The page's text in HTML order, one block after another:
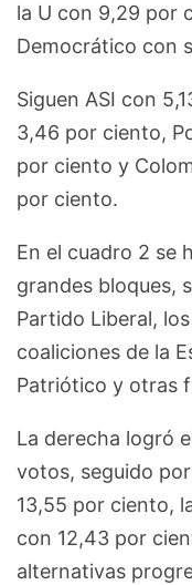
la U con 9,29 por
Democrático con
Siguen ASI con
3,46 por ciento,
por ciento y
por ciento.
En el cuadro 2 se
grandes bloques,
Partido Liberal,
coaliciones de la
Patriótico y otras
La derecha logró
votos, seguido
13,55 por ciento,
con 12,43 por
alternativas